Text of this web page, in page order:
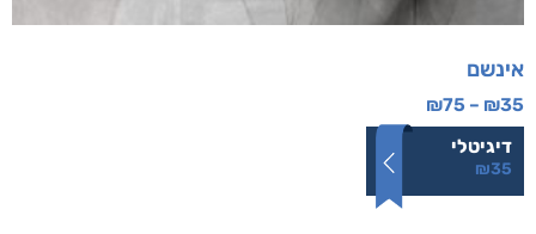
אינשם
₪35
–
₪75
דיגיטלי
₪35